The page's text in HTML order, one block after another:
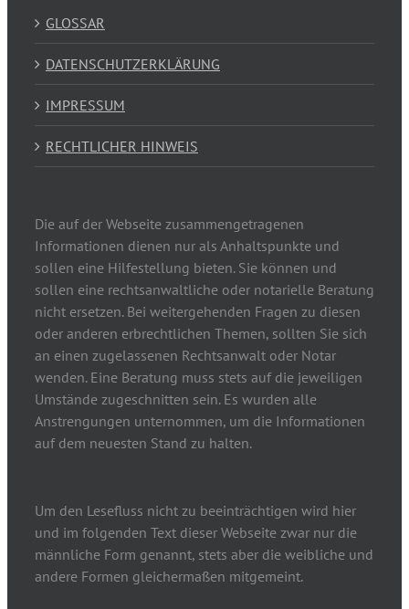
GLOSSAR
DATENSCHUTZERKLÄRUNG
IMPRESSUM
RECHTLICHER HINWEIS
Die auf der Webseite zusammengetragenen
Informationen dienen nur als Anhaltspunkte und
sollen eine Hilfestellung bieten. Sie können und
sollen eine rechtsanwaltliche oder notarielle Beratung
nicht ersetzen. Bei weitergehenden Fragen zu diesen
oder anderen erbrechtlichen Themen, sollten Sie sich
an einen zugelassenen Rechtsanwalt oder Notar
wenden. Eine Beratung muss stets auf die jeweiligen
Umstände zugeschnitten sein. Es wurden alle
Anstrengungen unternommen, um die Informationen
auf dem neuesten Stand zu halten.
Um den Lesefluss nicht zu beeinträchtigen wird hier
und im folgenden Text dieser Webseite zwar nur die
männliche Form genannt, stets aber die weibliche und
andere Formen gleichermaßen mitgemeint.